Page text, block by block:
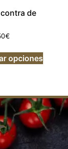
de
€
opciones